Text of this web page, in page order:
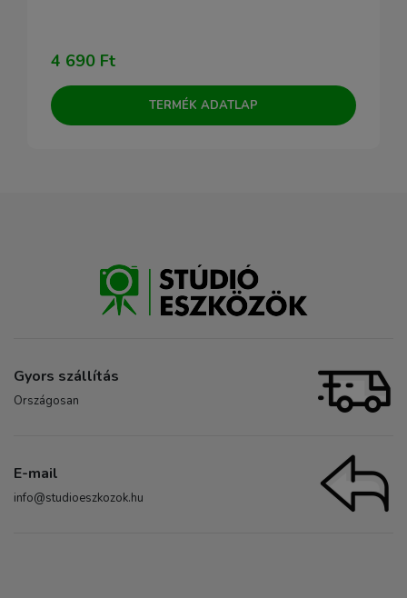
4 690 Ft
TERMÉK ADATLAP
Gyors szállítás
Országosan
E-mail
info@studioeszkozok.hu